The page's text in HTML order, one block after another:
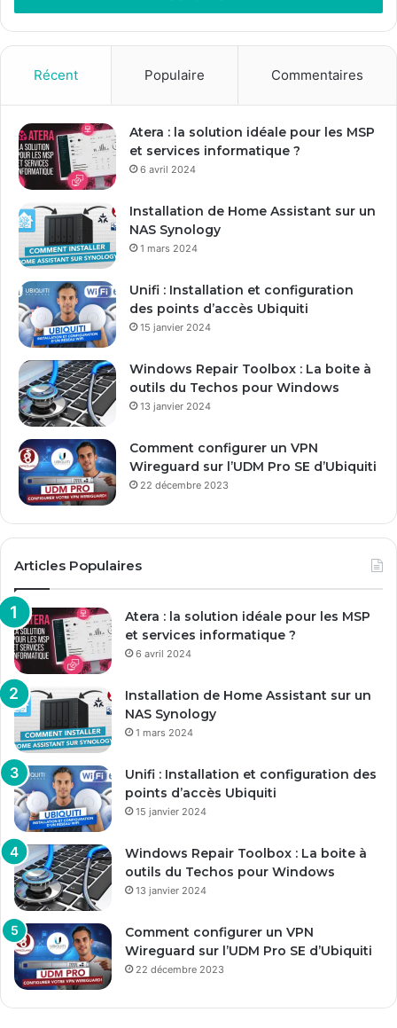
e
z
r
e
a
d
s
e
m
a
Récent Populaire Commentaires
Atera : la solution idéale pour les MSP
et services informatique ?
6 avril 2024
Installation de Home Assistant sur un
NAS Synology
1 mars 2024
Unifi : Installation et configuration
des points d’accès Ubiquiti
15 janvier 2024
Windows Repair Toolbox : La boite à
outils du Techos pour Windows
13 janvier 2024
Comment configurer un VPN
Wireguard sur l’UDM Pro SE d’Ubiquiti
22 décembre 2023
Articles Populaires
Atera : la solution idéale pour les MSP
et services informatique ?
6 avril 2024
Installation de Home Assistant sur un
NAS Synology
1 mars 2024
Unifi : Installation et configuration des
points d’accès Ubiquiti
15 janvier 2024
Windows Repair Toolbox : La boite à
outils du Techos pour Windows
13 janvier 2024
Comment configurer un VPN
Wireguard sur l’UDM Pro SE d’Ubiquiti
22 décembre 2023